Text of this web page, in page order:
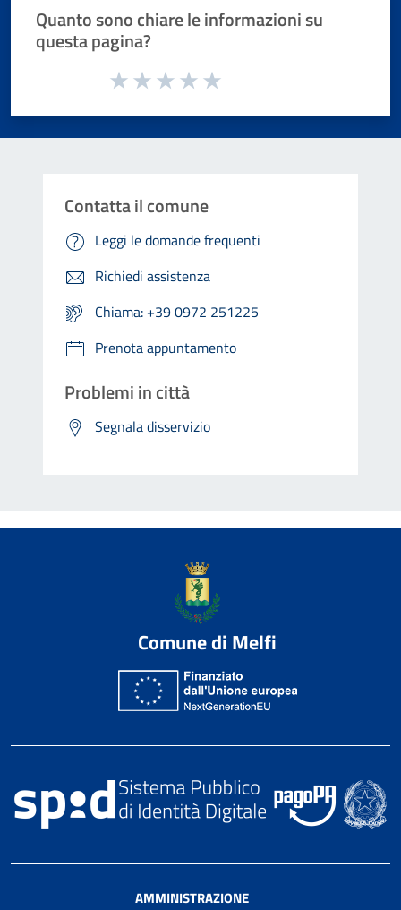
Quanto sono chiare le informazioni su
questa pagina?
Valuta da 1 a 5 stelle la pagina
Contatta il comune
Leggi le domande frequenti
Richiedi assistenza
Chiama: +39 0972 251225
Prenota appuntamento
Problemi in città
Segnala disservizio
Comune di Melfi
AMMINISTRAZIONE